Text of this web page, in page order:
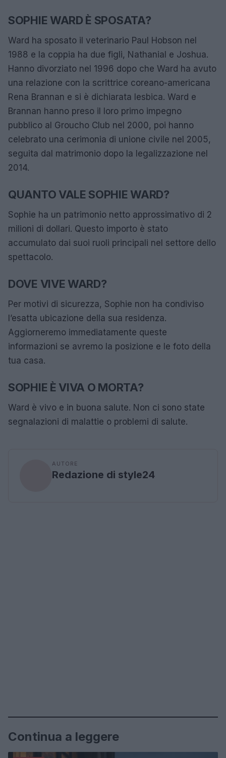
SOPHIE WARD È SPOSATA?
Ward ha sposato il veterinario Paul Hobson nel
1988 e la coppia ha due figli, Nathanial e Joshua.
Hanno divorziato nel 1996 dopo che Ward ha avuto
una relazione con la scrittrice coreano-americana
Rena Brannan e si è dichiarata lesbica. Ward e
Brannan hanno preso il loro primo impegno
pubblico al Groucho Club nel 2000, poi hanno
celebrato una cerimonia di unione civile nel 2005,
seguita dal matrimonio dopo la legalizzazione nel
2014.
QUANTO VALE SOPHIE WARD?
Sophie ha un patrimonio netto approssimativo di 2
milioni di dollari. Questo importo è stato
accumulato dai suoi ruoli principali nel settore dello
spettacolo.
DOVE VIVE WARD?
Per motivi di sicurezza, Sophie non ha condiviso
l’esatta ubicazione della sua residenza.
Aggiorneremo immediatamente queste
informazioni se avremo la posizione e le foto della
tua casa.
SOPHIE È VIVA O MORTA?
Ward è vivo e in buona salute. Non ci sono state
segnalazioni di malattie o problemi di salute.
AUTORE
Redazione di style24
Continua a leggere